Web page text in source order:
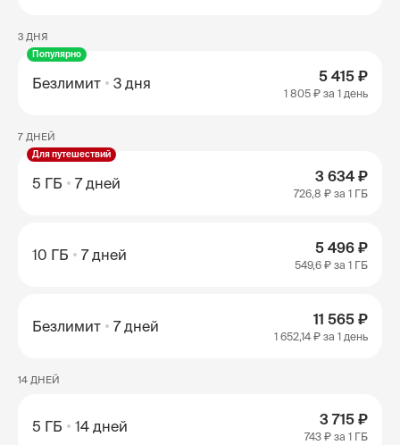
3 ДНЯ
Популярно
Безлимит 3 дня 5 415 ₽
1 805 ₽ за 1 день
7 ДНЕЙ
Для путешествий
5 ГБ 7 дней 3 634 ₽
726,8 ₽ за 1 ГБ
10 ГБ 7 дней 5 496 ₽
549,6 ₽ за 1 ГБ
Безлимит 7 дней 11 565 ₽
1 652,14 ₽ за 1 день
14 ДНЕЙ
5 ГБ 14 дней 3 715 ₽
743 ₽ за 1 ГБ